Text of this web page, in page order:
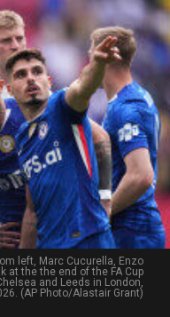
left, Marc Cucurella, Enzo
at the the end of the FA Cup
and Leeds in London,
(AP Photo/Alastair Grant)